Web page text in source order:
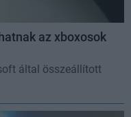
az xboxosok
által összeállított